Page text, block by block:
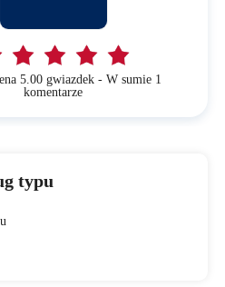
5.00 gwiazdek - W sumie 1
komentarze
typu